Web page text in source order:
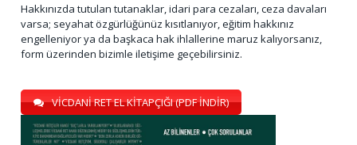
Hakkınızda tutulan tutanaklar, idari para cezaları, ceza davaları
varsa; seyahat özgürlüğünüz kısıtlanıyor, eğitim hakkınız
engelleniyor ya da başkaca hak ihlallerine maruz kalıyorsanız,
form üzerinden bizimle iletişime geçebilirsiniz.
VİCDANİ RET EL KİTAPÇIĞI (PDF İNDİR)